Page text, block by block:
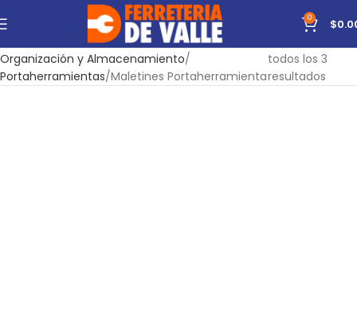
0 $
Ferretería
Organización y Almacenamiento
Portaherramientas Maletines Portaherramienta
todos los 3
resultados